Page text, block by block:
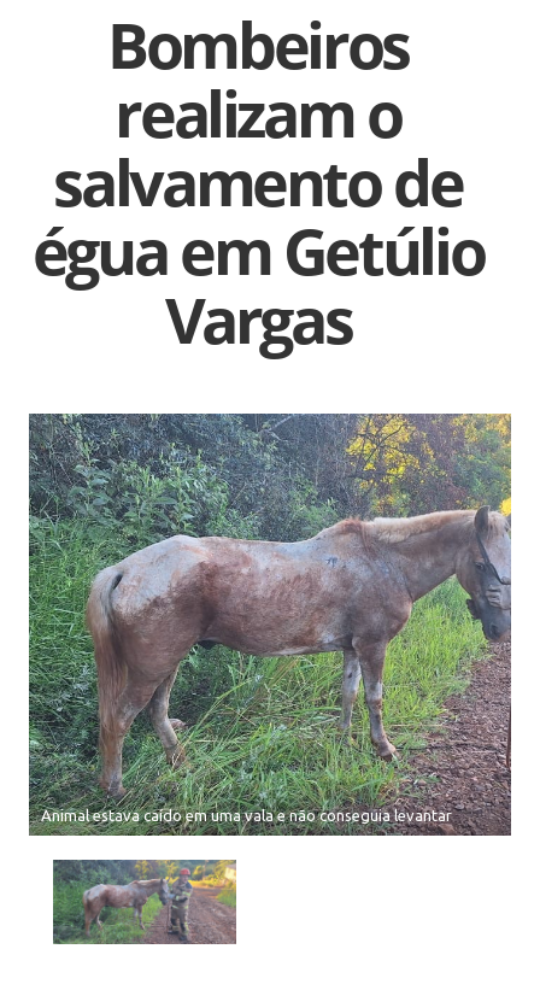
Bombeiros
realizam o
salvamento de
égua em Getúlio
Vargas
Animal estava caído em uma vala e não conseguia levantar